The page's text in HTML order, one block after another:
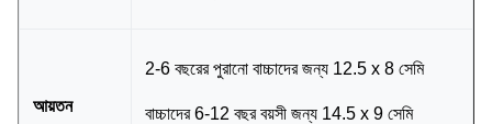
আয়তন
2-6 বছরের পুরানো বাচ্চাদের জন্য 12.5 x 8 সেমি
বাচ্চাদের 6-12 বছর বয়সী জন্য 14.5 x 9 সেমি